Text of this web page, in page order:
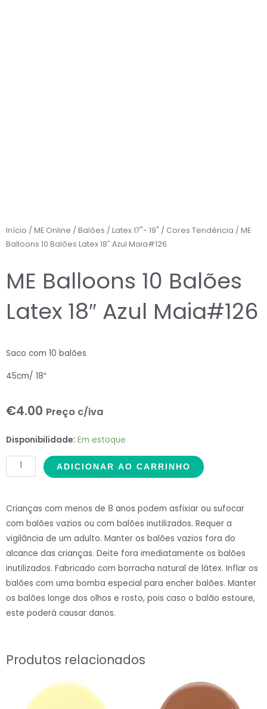
Início / ME Online / Balões / Latex 17"- 19" / Cores Tendência / ME
Balloons 10 Balões Latex 18″ Azul Maia#126
ME Balloons 10 Balões
Latex 18″ Azul Maia#126
Saco com 10 balões
45cm/ 18″
€4.00 Preço c/iva
Disponibilidade: Em estoque
ME
Balloons
18"
Azul
Maia#126
quantidade
ADICIONAR AO CARRINHO
Crianças com menos de 8 anos podem asfixiar ou sufocar
com balões vazios ou com balões inutilizados. Requer a
vigilância de um adulto. Manter os balões vazios fora do
alcance das crianças. Deite fora imediatamente os balões
inutilizados. Fabricado com borracha natural de látex. Inflar os
balões com uma bomba especial para encher balões. Manter
os balões longe dos olhos e rosto, pois caso o balão estoure,
este poderá causar danos.
Produtos relacionados